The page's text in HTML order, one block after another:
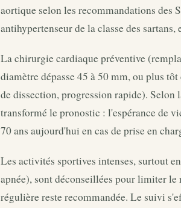
aortique selon les recommandations des
antihypertenseur de la classe des
La chirurgie cardiaque préventive
diamètre dépasse 45 à 50 mm, ou plus
de dissection, progression rapide).
transformé le pronostic : l'espérance de
70 ans aujourd'hui en cas de prise en
Les activités sportives intenses, surtout
apnée), sont déconseillées pour limiter
régulière reste recommandée. Le suivi